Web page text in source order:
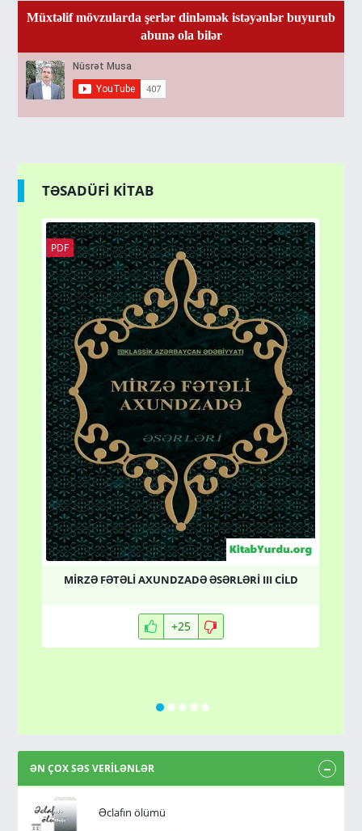
Müxtəlif mövzularda şerlər dinləmək istəyənlər buyurub
abunə ola bilər
TƏSADÜFİ KİTAB
PDF
MİRZƏ FƏTƏLİ AXUNDZADƏ ƏSƏRLƏRİ III CİLD
+25
ƏN ÇOX SƏS VERİLƏNLƏR
Əclafın ölümü